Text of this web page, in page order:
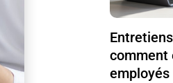
comment
employés